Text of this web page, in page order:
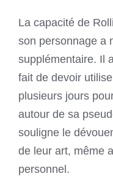
La capacité de
son personnage a
supplémentaire. Il
fait de devoir
plusieurs jours
autour de sa
souligne le
de leur art, même
personnel.